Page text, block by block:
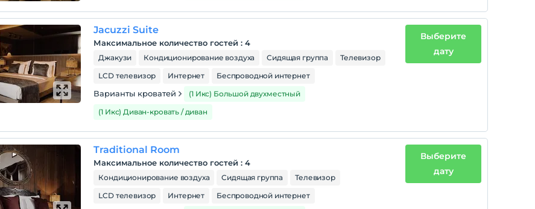
Jacuzzi Suite
Максимальное количество гостей :4
Джакузи Кондиционирование воздуха Сидящая группа
Телевизор
LCD телевизор
Интернет Беспроводной интернет
Варианты кроватей
(1 Икс) Большой двухместный
(1 Икс) Диван-кровать / диван
Выберите
дату
Traditional Room
Максимальное количество гостей :4
Кондиционирование воздуха Сидящая группа
Телевизор
LCD телевизор
Интернет Беспроводной интернет
Выберите
дату